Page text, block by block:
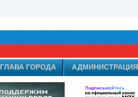
ГЛАВА ГОРОДА АДМИНИСТРАЦИЯ